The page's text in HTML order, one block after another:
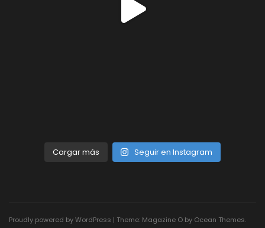
Cargar más Seguir en Instagram
Proudly powered by WordPress | Theme: Magazine O by Ocean Themes.